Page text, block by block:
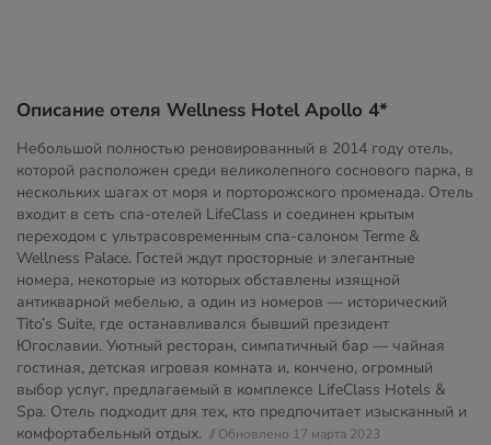
Описание отеля Wellness Hotel Apollo 4*
Небольшой полностью реновированный в 2014 году отель,
которой расположен среди великолепного соснового парка, в
нескольких шагах от моря и порторожского променада. Отель
входит в сеть спа-отелей LifeClass и соединен крытым
переходом с ультрасовременным спа-салоном Terme &
Wellness Palace. Гостей ждут просторные и элегантные
номера, некоторые из которых обставлены изящной
антикварной мебелью, а один из номеров — исторический
Tito’s Suite, где останавливался бывший президент
Югославии. Уютный ресторан, симпатичный бар — чайная
гостиная, детская игровая комната и, кончено, огромный
выбор услуг, предлагаемый в комплексе LifeClass Hotels &
Spa. Отель подходит для тех, кто предпочитает изысканный и
комфортабельный отдых. // Обновлено 17 марта 2023